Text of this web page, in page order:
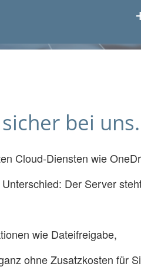
bei uns.
Cloud-Diensten wie
Der Server
wie Dateifreigabe,
ohne Zusatzkosten für